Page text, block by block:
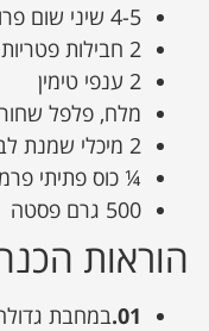
4-5 שיני שום פרוסות דק
2 חבילות פטריות פורטבלו פרוסות עבות
2 ענפי טימין
מלח, פלפל
2 מיכלי שמנת לבישול 10% "השף הלבן"
¼ כוס פתיתי
500 גרם פסטה
הוראות
01. במחבת